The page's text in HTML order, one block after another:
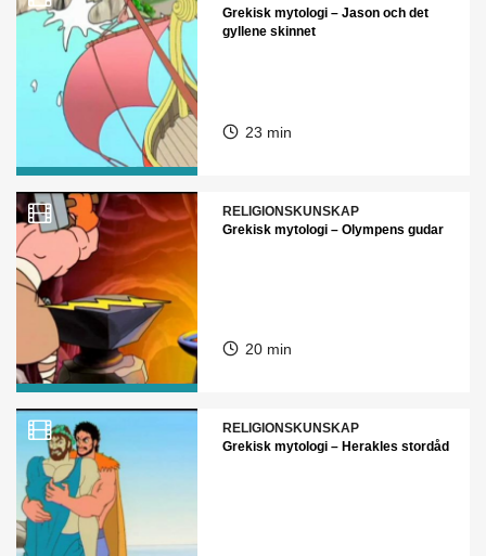
Grekisk mytologi – Jason och det
gyllene skinnet
23 min
RELIGIONSKUNSKAP
Grekisk mytologi – Olympens gudar
20 min
RELIGIONSKUNSKAP
Grekisk mytologi – Herakles stordåd